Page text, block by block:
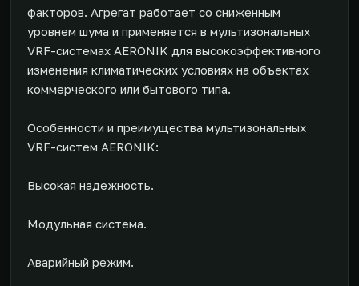
факторов. Агрегат работает со сниженным
уровнем шума и применяется в мультизональных
VRF-системах AERONIK для высокоэффективного
изменения климатических условиях на объектах
коммерческого или бытового типа.
Особенности и преимущества мультизональных
VRF-систем AERONIK:
Высокая надежность.
Модульная система.
Аварийный режим.